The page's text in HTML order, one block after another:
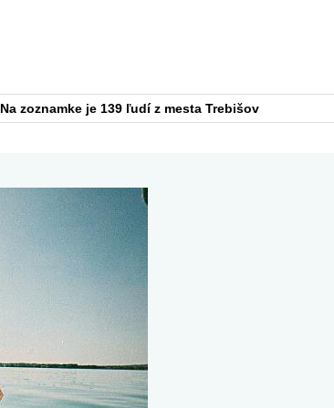
Na zoznamke je 139 ľudí z mesta Trebišov